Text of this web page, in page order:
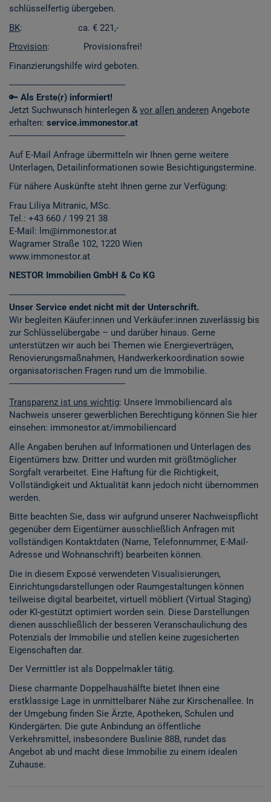
schlüsselfertig übergeben.
BK: ca. € 221,-
Provision: Provisionsfrei!
Finanzierungshilfe wird geboten.
------------------------------------------------
🔑 Als Erste(r) informiert!
Jetzt Suchwunsch hinterlegen & vor allen anderen Angebote
erhalten: service.immonestor.at
------------------------------------------------
Auf E-Mail Anfrage übermitteln wir Ihnen gerne weitere
Unterlagen, Detailinformationen sowie Besichtigungstermine.
Für nähere Auskünfte steht Ihnen gerne zur Verfügung:
Frau Liliya Mitranic, MSc.
Tel.: +43 660 / 199 21 38
E-Mail: lm@immonestor.at
Wagramer Straße 102, 1220 Wien
www.immonestor.at
NESTOR Immobilien GmbH & Co KG
------------------------------------------------
Unser Service endet nicht mit der Unterschrift.
Wir begleiten Käufer:innen und Verkäufer:innen zuverlässig bis
zur Schlüsselübergabe – und darüber hinaus. Gerne
unterstützen wir auch bei Themen wie Energieverträgen,
Renovierungsmaßnahmen, Handwerkerkoordination sowie
organisatorischen Fragen rund um die Immobilie.
------------------------------------------------
Transparenz ist uns wichtig: Unsere Immobiliencard als
Nachweis unserer gewerblichen Berechtigung können Sie hier
einsehen: immonestor.at/immobiliencard
Alle Angaben beruhen auf Informationen und Unterlagen des
Eigentümers bzw. Dritter und wurden mit größtmöglicher
Sorgfalt verarbeitet. Eine Haftung für die Richtigkeit,
Vollständigkeit und Aktualität kann jedoch nicht übernommen
werden.
Bitte beachten Sie, dass wir aufgrund unserer Nachweispflicht
gegenüber dem Eigentümer ausschließlich Anfragen mit
vollständigen Kontaktdaten (Name, Telefonnummer, E-Mail-
Adresse und Wohnanschrift) bearbeiten können.
Die in diesem Exposé verwendeten Visualisierungen,
Einrichtungsdarstellungen oder Raumgestaltungen können
teilweise digital bearbeitet, virtuell möbliert (Virtual Staging)
oder KI-gestützt optimiert worden sein. Diese Darstellungen
dienen ausschließlich der besseren Veranschaulichung des
Potenzials der Immobilie und stellen keine zugesicherten
Eigenschaften dar.
Der Vermittler ist als Doppelmakler tätig.
Diese charmante Doppelhaushälfte bietet Ihnen eine
erstklassige Lage in unmittelbarer Nähe zur Kirschenallee. In
der Umgebung finden Sie Ärzte, Apotheken, Schulen und
Kindergärten. Die gute Anbindung an öffentliche
Verkehrsmittel, insbesondere Buslinie 88B, rundet das
Angebot ab und macht diese Immobilie zu einem idealen
Zuhause.